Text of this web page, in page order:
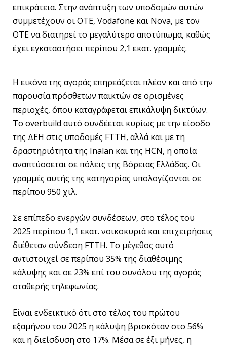
επικράτεια. Στην ανάπτυξη των υποδομών αυτών
συμμετέχουν οι ΟΤΕ, Vodafone και Nova, με τον
ΟΤΕ να διατηρεί το μεγαλύτερο αποτύπωμα, καθώς
έχει εγκαταστήσει περίπου 2,1 εκατ. γραμμές.
Η εικόνα της αγοράς επηρεάζεται πλέον και από την
παρουσία πρόσθετων παικτών σε ορισμένες
περιοχές, όπου καταγράφεται επικάλυψη δικτύων.
Το overbuild αυτό συνδέεται κυρίως με την είσοδο
της ΔΕΗ στις υποδομές FTTH, αλλά και με τη
δραστηριότητα της Inalan και της HCN, η οποία
αναπτύσσεται σε πόλεις της Βόρειας Ελλάδας. Οι
γραμμές αυτής της κατηγορίας υπολογίζονται σε
περίπου 950 χιλ.
Σε επίπεδο ενεργών συνδέσεων, στο τέλος του
2025 περίπου 1,1 εκατ. νοικοκυριά και επιχειρήσεις
διέθεταν σύνδεση FTTH. Το μέγεθος αυτό
αντιστοιχεί σε περίπου 35% της διαθέσιμης
κάλυψης και σε 23% επί του συνόλου της αγοράς
σταθερής τηλεφωνίας.
Είναι ενδεικτικό ότι στο τέλος του πρώτου
εξαμήνου του 2025 η κάλυψη βρισκόταν στο 56%
και η διείσδυση στο 17%. Μέσα σε έξι μήνες, η